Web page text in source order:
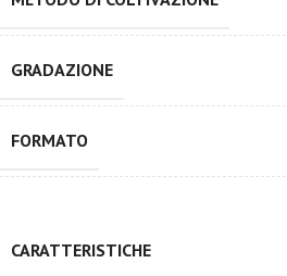
GRADAZIONE
FORMATO
CARATTERISTICHE